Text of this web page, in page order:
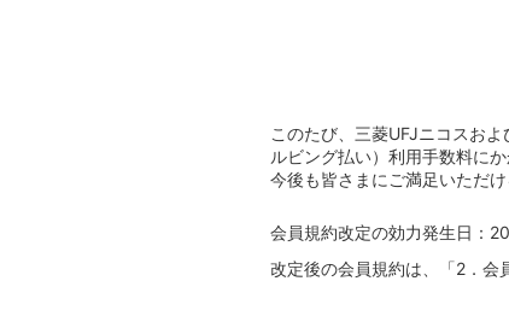
このたび、三菱UFJニコスお
ルビング払い）利用手数料に
今後も皆さまにご満足いただ
会員規約改定の効力発生日：
改定後の会員規約は、「2．会